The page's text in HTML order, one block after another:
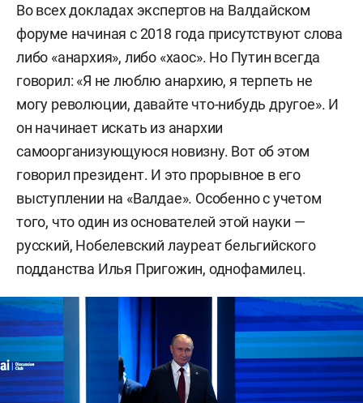
Во всех докладах экспертов на Валдайском
форуме начиная с 2018 года присутствуют слова
либо «анархия», либо «хаос». Но Путин всегда
говорил: «Я не люблю анархию, я терпеть не
могу революции, давайте что-нибудь другое». И
он начинает искать из анархии
самоорганизующуюся новизну. Вот об этом
говорил президент. И это прорывное в его
выступлении на «Валдае». Особенно с учетом
того, что один из основателей этой науки —
русский, Нобелевский лауреат бельгийского
подданства Илья Пригожин, однофамилец.